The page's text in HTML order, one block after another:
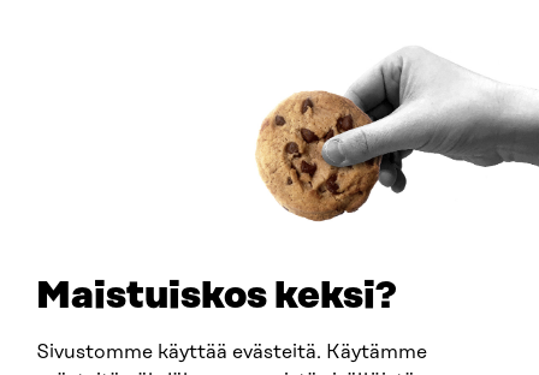
Maistuiskos keksi?
Sivustomme käyttää evästeitä. Käytämme
SITRA SOSIAALISESSA MEDIASSA